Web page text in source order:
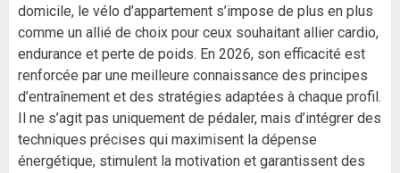
domicile, le vélo d’appartement s’impose de plus en plus
comme un allié de choix pour ceux souhaitant allier cardio,
endurance et perte de poids. En 2026, son efficacité est
renforcée par une meilleure connaissance des principes
d’entraînement et des stratégies adaptées à chaque profil.
Il ne s’agit pas uniquement de pédaler, mais d’intégrer des
techniques précises qui maximisent la dépense
énergétique, stimulent la motivation et garantissent des